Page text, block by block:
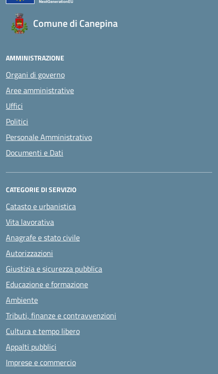
Comune di Canepina
AMMINISTRAZIONE
Organi di governo
Aree amministrative
Uffici
Politici
Personale Amministrativo
Documenti e Dati
CATEGORIE DI SERVIZIO
Catasto e urbanistica
Vita lavorativa
Anagrafe e stato civile
Autorizzazioni
Giustizia e sicurezza pubblica
Educazione e formazione
Ambiente
Tributi, finanze e contravvenzioni
Cultura e tempo libero
Appalti pubblici
Imprese e commercio